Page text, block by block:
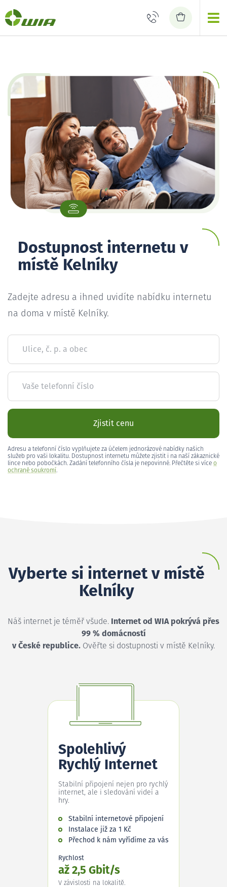
Dostupnost internetu v
místě Kelníky
Zadejte adresu a ihned uvidíte nabídku internetu
na doma v místě Kelníky.
Ulice, č. p. a obec
Vaše telefonní číslo
Zjistit cenu
Adresu a telefonní číslo vyplňujete za účelem jednorázové nabídky našich
služeb pro vaši lokalitu. Dostupnost internetu můžete zjistit i na naší zákaznické
lince nebo pobočkách. Zadání telefonního čísla je nepovinné. Přečtěte si více o
ochraně soukromí.
Vyberte si internet v místě
Kelníky
Náš internet je téměř všude. Internet od WIA pokrývá přes
99 % domácností
v České republice. Ověřte si dostupnosti v místě Kelníky.
Spolehlivý
Rychlý Internet
Stabilní připojení nejen pro rychlý
internet, ale i sledování videí a
hry.
Stabilní internetové připojení
Instalace již za 1 Kč
Přechod k nám vyřídíme za vás
Rychlost
až 2,5 Gbit/s
V závislosti na lokalitě.